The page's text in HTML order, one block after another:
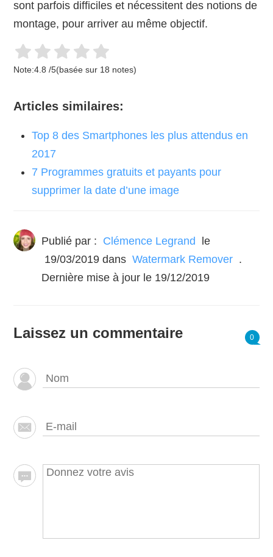
sont parfois difficiles et nécessitent des notions de
montage, pour arriver au même objectif.
Note:4.8 /5(basée sur 18 notes)
Articles similaires:
Top 8 des Smartphones les plus attendus en
2017
7 Programmes gratuits et payants pour
supprimer la date d’une image
Publié par : Clémence Legrand le
19/03/2019 dans Watermark Remover .
Dernière mise à jour le 19/12/2019
Laissez un commentaire 0